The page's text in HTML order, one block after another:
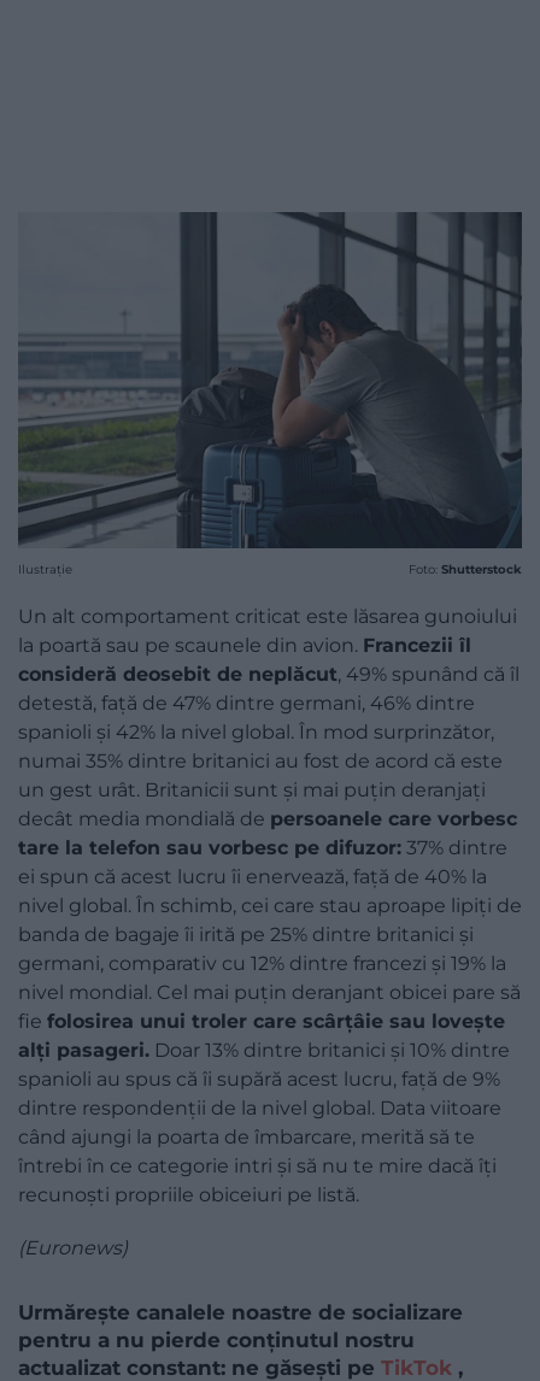
Ilustrație Foto: Shutterstock
Un alt comportament criticat este lăsarea gunoiului
la poartă sau pe scaunele din avion. Francezii îl
consideră deosebit de neplăcut, 49% spunând că îl
detestă, față de 47% dintre germani, 46% dintre
spanioli și 42% la nivel global. În mod surprinzător,
numai 35% dintre britanici au fost de acord că este
un gest urât. Britanicii sunt și mai puțin deranjați
decât media mondială de persoanele care vorbesc
tare la telefon sau vorbesc pe difuzor: 37% dintre
ei spun că acest lucru îi enervează, față de 40% la
nivel global. În schimb, cei care stau aproape lipiți de
banda de bagaje îi irită pe 25% dintre britanici și
germani, comparativ cu 12% dintre francezi și 19% la
nivel mondial. Cel mai puțin deranjant obicei pare să
fie folosirea unui troler care scârțâie sau lovește
alți pasageri. Doar 13% dintre britanici și 10% dintre
spanioli au spus că îi supără acest lucru, față de 9%
dintre respondenții de la nivel global. Data viitoare
când ajungi la poarta de îmbarcare, merită să te
întrebi în ce categorie intri și să nu te mire dacă îți
recunoști propriile obiceiuri pe listă.
(Euronews)
Urmărește canalele noastre de socializare
pentru a nu pierde conținutul nostru
actualizat constant: ne găsești pe TikTok ,